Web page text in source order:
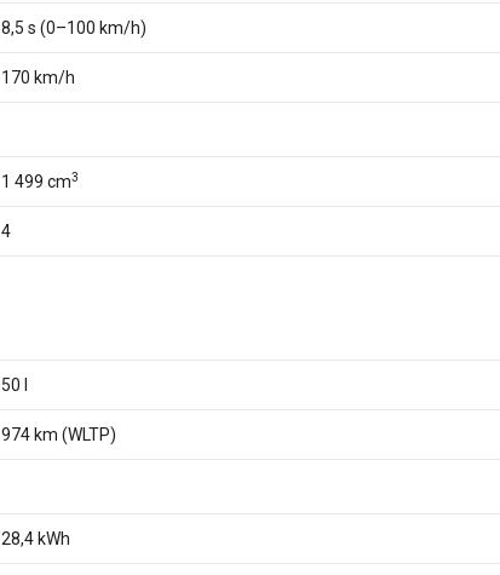
8,5 s (0–100 km/h)
170 km/h
1 499 cm3
4
50 l
974 km (WLTP)
28,4 kWh